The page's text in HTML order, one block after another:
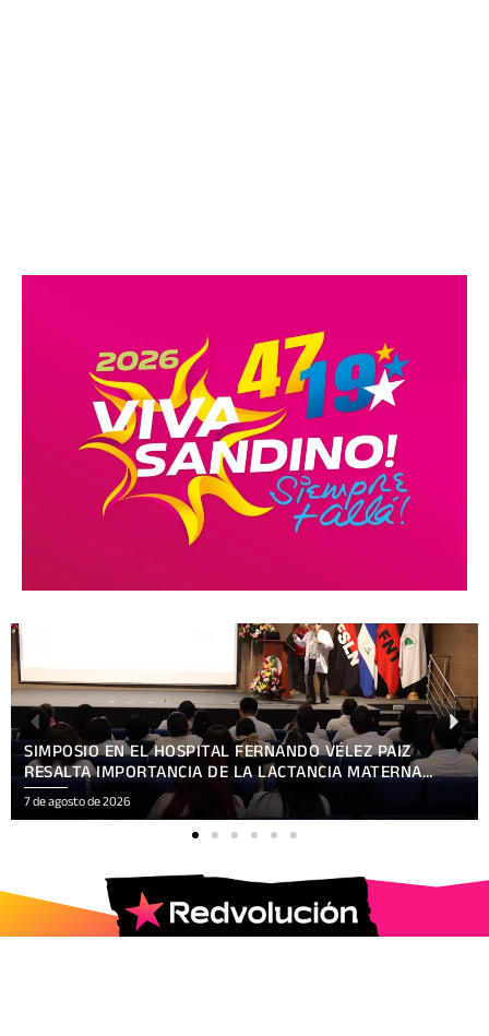
SIMPOSIO EN EL HOSPITAL FERNANDO VÉLEZ PAIZ
RESALTA IMPORTANCIA DE LA LACTANCIA MATERNA
EXCLUSIVA
7 de agosto de 2026